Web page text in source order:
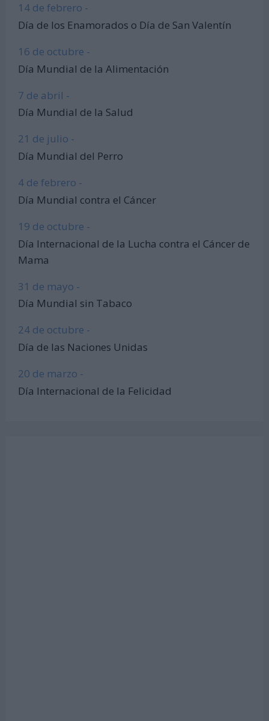
14 de febrero -
Día de los Enamorados o Día de San Valentín
16 de octubre -
Día Mundial de la Alimentación
7 de abril -
Día Mundial de la Salud
21 de julio -
Día Mundial del Perro
4 de febrero -
Día Mundial contra el Cáncer
19 de octubre -
Día Internacional de la Lucha contra el Cáncer de
Mama
31 de mayo -
Día Mundial sin Tabaco
24 de octubre -
Día de las Naciones Unidas
20 de marzo -
Día Internacional de la Felicidad